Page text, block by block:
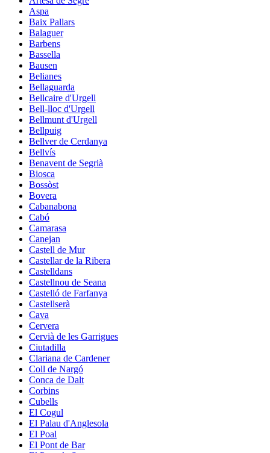
Aspa
Baix Pallars
Balaguer
Barbens
Bassella
Bausen
Belianes
Bellaguarda
Bellcaire d'Urgell
Bell-lloc d'Urgell
Bellmunt d'Urgell
Bellpuig
Bellver de Cerdanya
Bellvís
Benavent de Segrià
Biosca
Bossòst
Bovera
Cabanabona
Cabó
Camarasa
Canejan
Castell de Mur
Castellar de la Ribera
Castelldans
Castellnou de Seana
Castelló de Farfanya
Castellserà
Cava
Cervera
Cervià de les Garrigues
Ciutadilla
Clariana de Cardener
Coll de Nargó
Conca de Dalt
Corbins
Cubells
El Cogul
El Palau d'Anglesola
El Poal
El Pont de Bar